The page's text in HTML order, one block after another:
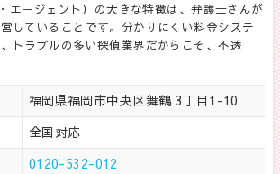
エージェント）の大きな特徴は、弁護士さんが
していることです。分かりにくい料金システ
トラブルの多い探偵業界だからこそ、不透
福岡県福岡市中央区舞鶴 3丁目1-10
全国対応
0120-532-012